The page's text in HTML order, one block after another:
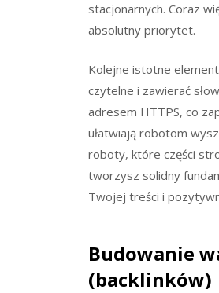
stacjonarnych. Coraz
absolutny priorytet.
Kolejne istotne
czytelne i zawierać
adresem HTTPS, co
ułatwiają robotom
roboty, które części
tworzysz solidny
Twojej treści i
Budowanie
(backlinków)